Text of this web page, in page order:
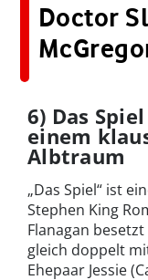
Doctor
6) Das
einem
Albtraum
„Das Spiel“ ist
Stephen King
Flanagan
gleich doppelt
Ehepaar Jessie